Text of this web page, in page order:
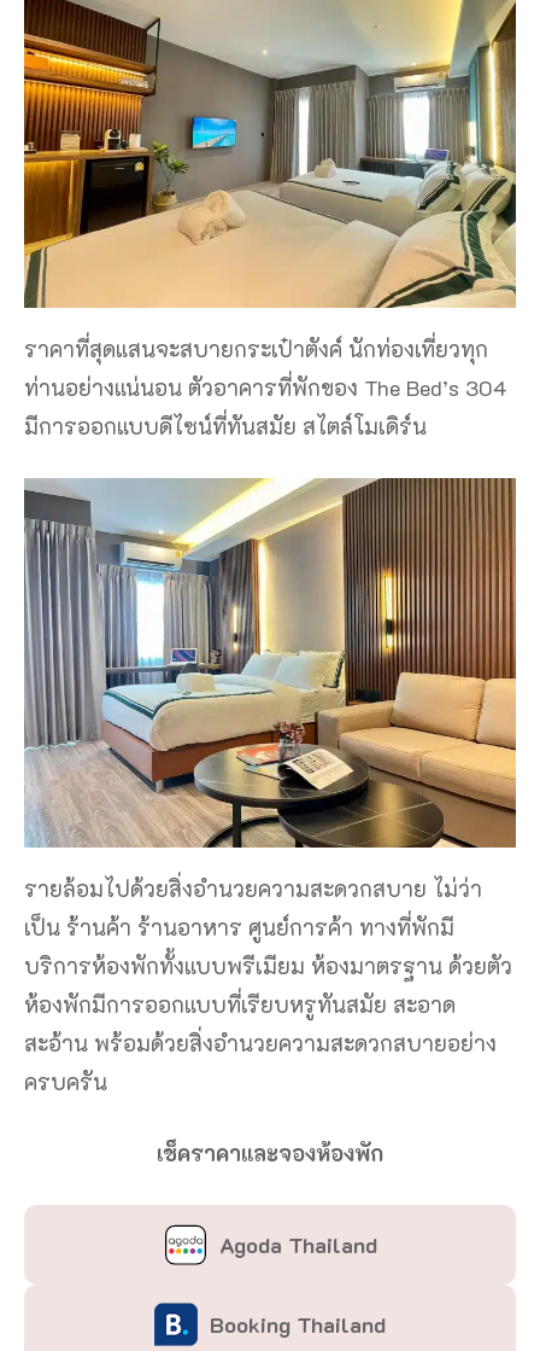
ราคาที่สุดแสนจะสบายกระเป๋าตังค์ นักท่องเที่ยวทุก
ท่านอย่างแน่นอน ตัวอาคารที่พักของ The Bed’s 304
มีการออกแบบดีไซน์ที่ทันสมัย สไตล์โมเดิร์น
รายล้อมไปด้วยสิ่งอำนวยความสะดวกสบาย ไม่ว่า
เป็น ร้านค้า ร้านอาหาร ศูนย์การค้า ทางที่พักมี
บริการห้องพักทั้งแบบพรีเมียม ห้องมาตรฐาน ด้วยตัว
ห้องพักมีการออกแบบที่เรียบหรูทันสมัย สะอาด
สะอ้าน พร้อมด้วยสิ่งอำนวยความสะดวกสบายอย่าง
ครบครัน
เช็คราคาและจองห้องพัก
Agoda Thailand
Booking Thailand